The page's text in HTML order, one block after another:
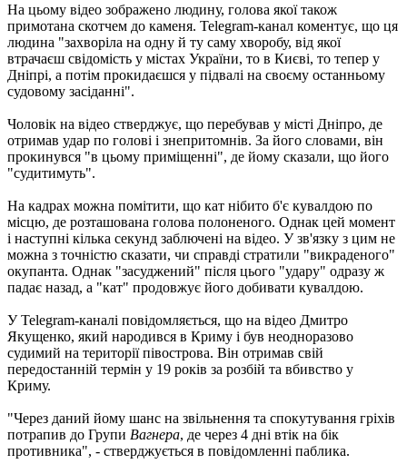
На цьому відео зображено людину, голова якої також
примотана скотчем до каменя. Telegram-канал коментує, що ця
людина "захворіла на одну й ту саму хворобу, від якої
втрачаєш свідомість у містах України, то в Києві, то тепер у
Дніпрі, а потім прокидаєшся у підвалі на своєму останньому
судовому засіданні".
Чоловік на відео стверджує, що перебував у місті Дніпро, де
отримав удар по голові і знепритомнів. За його словами, він
прокинувся "в цьому приміщенні", де йому сказали, що його
"судитимуть".
На кадрах можна помітити, що кат нібито б'є кувалдою по
місцю, де розташована голова полоненого. Однак цей момент
і наступні кілька секунд заблючені на відео. У зв'язку з цим не
можна з точністю сказати, чи справді стратили "викраденого"
окупанта. Однак "засуджений" після цього "удару" одразу ж
падає назад, а "кат" продовжує його добивати кувалдою.
У Telegram-каналі повідомляється, що на відео Дмитро
Якущенко, який народився в Криму і був неодноразово
судимий на території півострова. Він отримав свій
передостанній термін у 19 років за розбій та вбивство у
Криму.
"Через даний йому шанс на звільнення та спокутування гріхів
потрапив до Групи Вагнера, де через 4 дні втік на бік
противника", - стверджується в повідомленні паблика.